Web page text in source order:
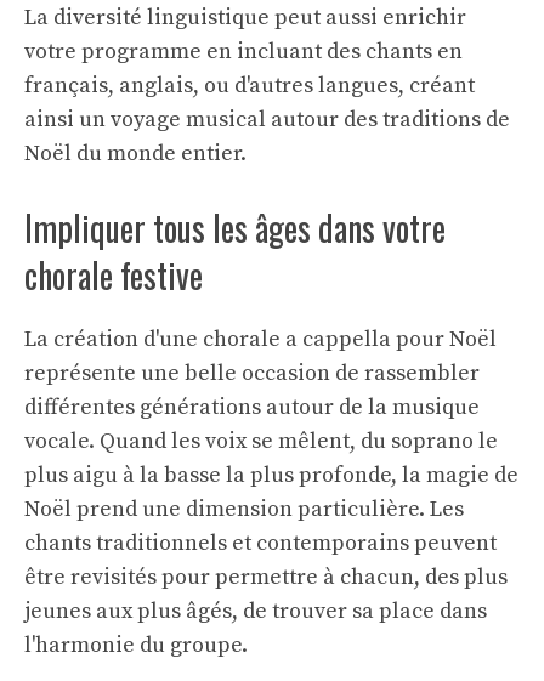
La diversité linguistique peut aussi enrichir
votre programme en incluant des chants en
français, anglais, ou d'autres langues, créant
ainsi un voyage musical autour des traditions de
Noël du monde entier.
Impliquer tous les âges dans votre
chorale festive
La création d'une chorale a cappella pour Noël
représente une belle occasion de rassembler
différentes générations autour de la musique
vocale. Quand les voix se mêlent, du soprano le
plus aigu à la basse la plus profonde, la magie de
Noël prend une dimension particulière. Les
chants traditionnels et contemporains peuvent
être revisités pour permettre à chacun, des plus
jeunes aux plus âgés, de trouver sa place dans
l'harmonie du groupe.